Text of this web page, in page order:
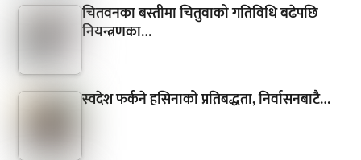
चितवनका बस्तीमा चितुवाको गतिविधि बढेपछि
नियन्त्रणका…
स्वदेश फर्कने हसिनाको प्रतिबद्धता, निर्वासनबाटै…